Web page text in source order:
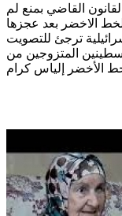
القاضي بمنع لم
الاخضر بعد عجزها
ترجئ للتصويت
المتزوجين من
الأخضر إلياس كرام